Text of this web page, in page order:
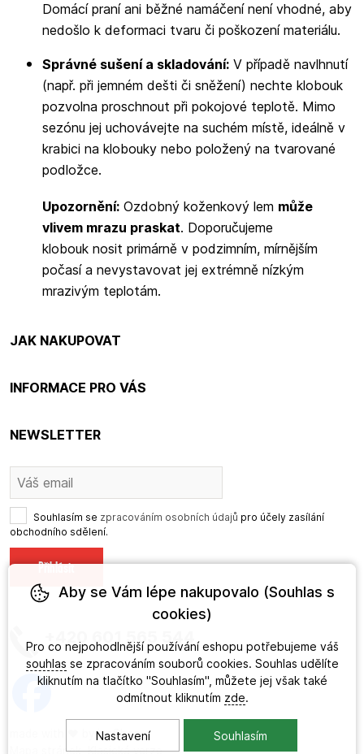
Domácí praní ani běžné namáčení není vhodné, aby
nedošlo k deformaci tvaru či poškození materiálu.
Správné sušení a skladování: V případě navlhnutí
(např. při jemném dešti či sněžení) nechte klobouk
pozvolna proschnout při pokojové teplotě. Mimo
sezónu jej uchovávejte na suchém místě, ideálně v
krabici na klobouky nebo položený na tvarované
podložce.
Upozornění: Ozdobný koženkový lem může
vlivem mrazu praskat. Doporučujeme
klobouk nosit primárně v podzimním, mírnějším
počasí a nevystavovat jej extrémně nízkým
mrazivým teplotám.
JAK NAKUPOVAT
INFORMACE PRO VÁS
NEWSLETTER
Souhlasím se zpracováním osobních údajů pro účely zasílání
obchodního sdělení.
+420 601 565 544
byineShop
Mapa stránek,Klasická verze
Aby se Vám lépe nakupovalo (Souhlas s
cookies)
Pro co nejpohodlnější používání eshopu potřebujeme váš
souhlas se zpracováním souborů cookies. Souhlas udělíte
kliknutím na tlačítko "Souhlasím", můžete jej však také
odmítnout kliknutím zde.
Nastavení Souhlasím